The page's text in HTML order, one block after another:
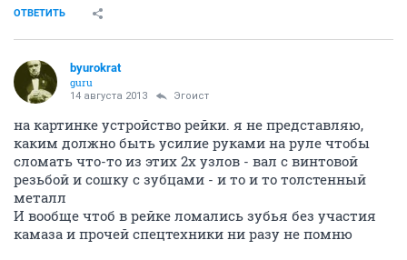
ОТВЕТИТЬ
byurokrat
guru
14 августа 2013 Эгоист
на картинке устройство рейки. я не представляю,
каким должно быть усилие руками на руле чтобы
сломать что-то из этих 2х узлов - вал с винтовой
резьбой и сошку с зубцами - и то и то толстенный
металл
И вообще чтоб в рейке ломались зубья без участия
камаза и прочей спецтехники ни разу не помню